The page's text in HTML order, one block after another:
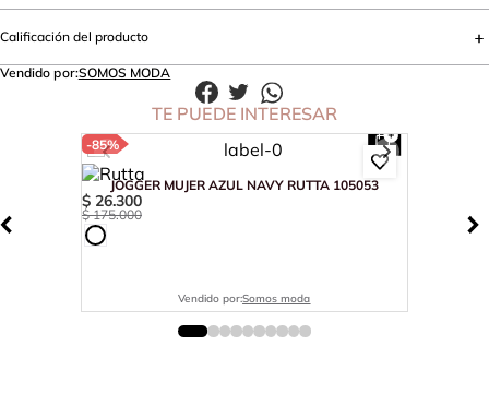
Calificación del producto
Vendido por:SOMOS MODA
TE PUEDE INTERESAR
-85%
JOGGER MUJER AZUL NAVY RUTTA 105053
$ 26.300
$ 175.000
Vendido por:Somos moda